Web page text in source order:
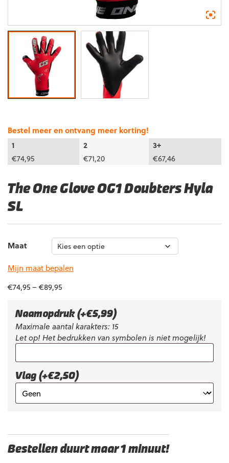
The One Glove OG1 Doubters Hyla
SL
Bestel meer en ontvang meer korting!
1
2
3+
€74,95 €71,20 €67,46
Maat
Mijn maat bepalen
€74,95–€89,95
Naamopdruk (+€5,99)
Maximale aantal karakters: 15
Let op! Het bedrukken van symbolen is niet mogelijk!
Vlag (+€2,50)
Bestellen duurt maar 1 minuut!